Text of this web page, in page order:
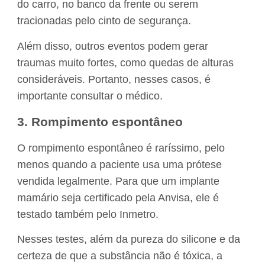
do carro, no banco da frente ou serem
tracionadas pelo cinto de segurança.
Além disso, outros eventos podem gerar
traumas muito fortes, como quedas de alturas
consideráveis. Portanto, nesses casos, é
importante consultar o médico.
3. Rompimento espontâneo
O rompimento espontâneo é raríssimo, pelo
menos quando a paciente usa uma prótese
vendida legalmente. Para que um implante
mamário seja certificado pela Anvisa, ele é
testado também pelo Inmetro.
Nesses testes, além da pureza do silicone e da
certeza de que a substância não é tóxica, a